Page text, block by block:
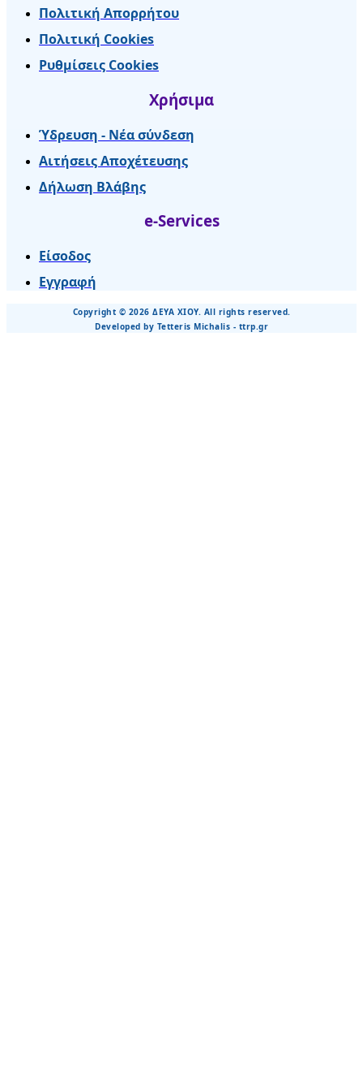
Πολιτική Απορρήτου
Πολιτική Cookies
Ρυθμίσεις Cookies
Χρήσιμα
Ύδρευση - Νέα σύνδεση
Αιτήσεις Αποχέτευσης
Δήλωση Βλάβης
e-Services
Είσοδος
Εγγραφή
Copyright © 2026 ΔΕΥΑ ΧΙΟΥ. All rights reserved.
Developed by Tetteris Michalis - ttrp.gr